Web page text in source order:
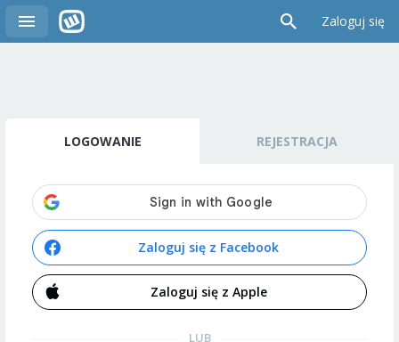
Zaloguj się
LOGOWANIE REJESTRACJA
Zaloguj się z Facebook
Zaloguj się z Apple
LUB